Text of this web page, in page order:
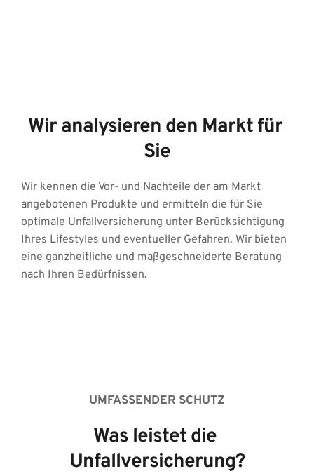
Wir analysieren den Markt für
Sie
Wir kennen die Vor- und Nachteile der am Markt
angebotenen Produkte und ermitteln die für Sie
optimale Unfallversicherung unter Berücksichtigung
Ihres Lifestyles und eventueller Gefahren. Wir bieten
eine ganzheitliche und maßgeschneiderte Beratung
nach Ihren Bedürfnissen.
UMFASSENDER SCHUTZ
Was leistet die
Unfallversicherung?